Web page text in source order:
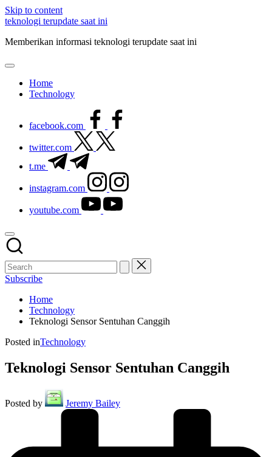
Skip to content
teknologi terupdate saat ini
Memberikan informasi teknologi terupdate saat ini
Home
Technology
facebook.com
twitter.com
t.me
instagram.com
youtube.com
Subscribe
Home
Technology
Teknologi Sensor Sentuhan Canggih
Posted inTechnology
Teknologi Sensor Sentuhan Canggih
Posted by Jeremy Bailey